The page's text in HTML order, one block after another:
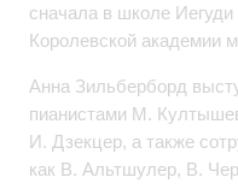
сначала в школе
Королевской академии
Анна Зильберборд
пианистами М.
И. Дзекцер, а также
как В. Альтшулер, В.